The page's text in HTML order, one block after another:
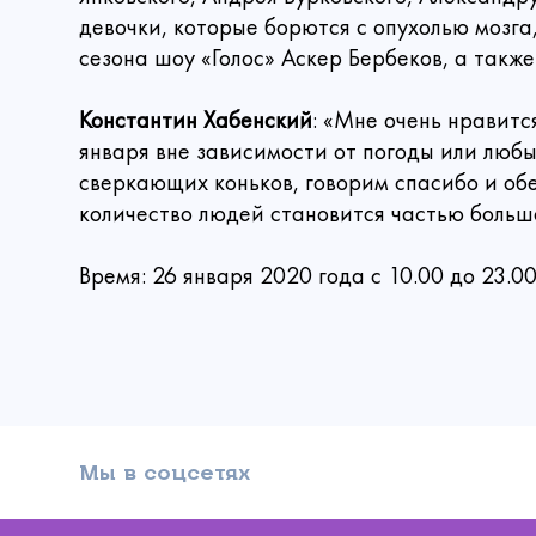
девочки, которые борются с опухолью
сезона шоу «Голос» Аскер Бербеков, а
Константин Хабенский: «Мне очень
января вне зависимости от погоды или
сверкающих коньков, говорим спасибо и
количество людей становится частью
Время: 26 января 2020 года с 10.00 до
Мы в соцсетях
А вас
внутри, и
Вы
Выберите